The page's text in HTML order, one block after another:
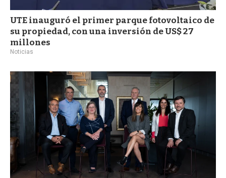
UTE inauguró el primer parque fotovoltaico de
su propiedad, con una inversión de US$ 27
millones
Noticias